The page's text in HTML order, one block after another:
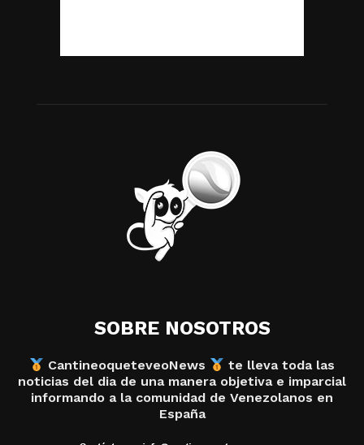
SOBRE NOSOTROS
CantineoqueteveoNews
te lleva toda las
noticias del dia de una manera objetiva e imparcial
informando a la comunidad de Venezolanos en
España